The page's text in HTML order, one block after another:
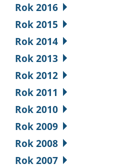
Rok 2016
Rok 2015
Rok 2014
Rok 2013
Rok 2012
Rok 2011
Rok 2010
Rok 2009
Rok 2008
Rok 2007